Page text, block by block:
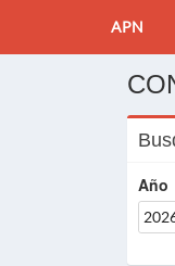
APN
Año